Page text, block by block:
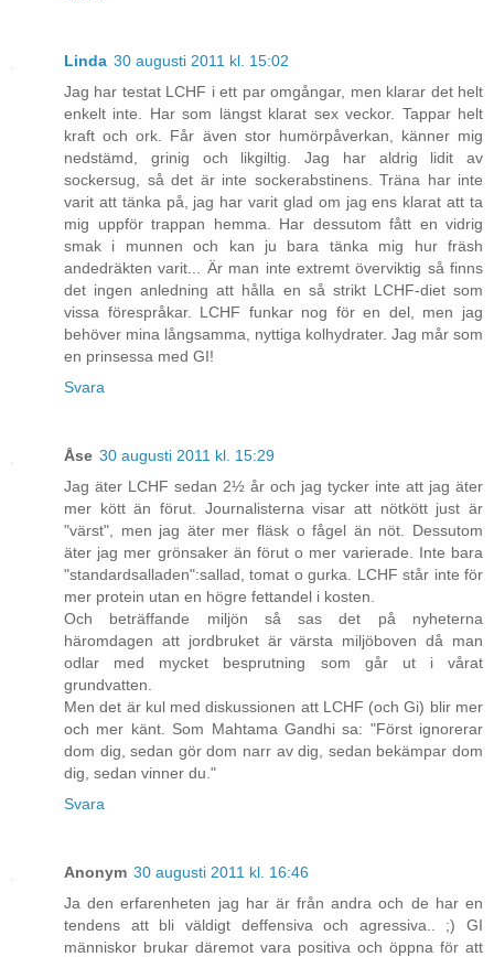
Linda 30 augusti 2011 kl. 15:02
Jag har testat LCHF i ett par omgångar, men klarar det helt
enkelt inte. Har som längst klarat sex veckor. Tappar helt
kraft och ork. Får även stor humörpåverkan, känner mig
nedstämd, grinig och likgiltig. Jag har aldrig lidit av
sockersug, så det är inte sockerabstinens. Träna har inte
varit att tänka på, jag har varit glad om jag ens klarat att ta
mig uppför trappan hemma. Har dessutom fått en vidrig
smak i munnen och kan ju bara tänka mig hur fräsh
andedräkten varit... Är man inte extremt överviktig så finns
det ingen anledning att hålla en så strikt LCHF-diet som
vissa förespråkar. LCHF funkar nog för en del, men jag
behöver mina långsamma, nyttiga kolhydrater. Jag mår som
en prinsessa med GI!
Svara
Åse 30 augusti 2011 kl. 15:29
Jag äter LCHF sedan 2½ år och jag tycker inte att jag äter
mer kött än förut. Journalisterna visar att nötkött just är
"värst", men jag äter mer fläsk o fågel än nöt. Dessutom
äter jag mer grönsaker än förut o mer varierade. Inte bara
"standardsalladen":sallad, tomat o gurka. LCHF står inte för
mer protein utan en högre fettandel i kosten.
Och beträffande miljön så sas det på nyheterna
häromdagen att jordbruket är värsta miljöboven då man
odlar med mycket besprutning som går ut i vårat
grundvatten.
Men det är kul med diskussionen att LCHF (och Gi) blir mer
och mer känt. Som Mahtama Gandhi sa: "Först ignorerar
dom dig, sedan gör dom narr av dig, sedan bekämpar dom
dig, sedan vinner du."
Svara
Anonym 30 augusti 2011 kl. 16:46
Ja den erfarenheten jag har är från andra och de har en
tendens att bli väldigt deffensiva och agressiva.. ;) GI
människor brukar däremot vara positiva och öppna för att